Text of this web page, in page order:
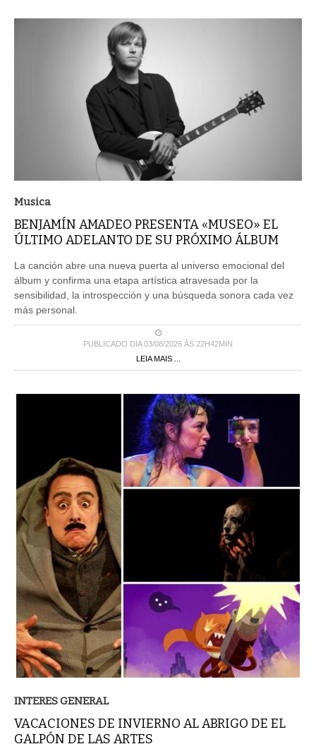
Musica
BENJAMÍN AMADEO PRESENTA «MUSEO» EL
ÚLTIMO ADELANTO DE SU PRÓXIMO ÁLBUM
La canción abre una nueva puerta al universo emocional del
álbum y confirma una etapa artística atravesada por la
sensibilidad, la introspección y una búsqueda sonora cada vez
más personal.
PUBLICADO DIA 03/08/2026 ÀS 22H42MIN
LEIA MAIS ...
INTERES GENERAL
VACACIONES DE INVIERNO AL ABRIGO DE EL
GALPÓN DE LAS ARTES